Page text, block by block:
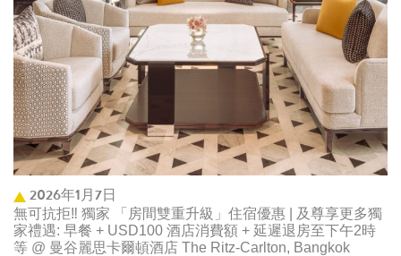
2026年1月7日
無可抗拒‼️ 獨家 「房間雙重升級」住宿優惠 | 及尊享更多獨
家禮遇: 早餐 + USD100 酒店消費額 + 延遲退房至下午2時
等 @ 曼谷麗思卡爾頓酒店 The Ritz-Carlton, Bangkok